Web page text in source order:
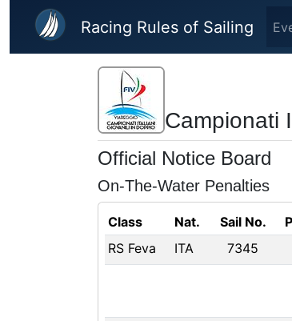
Skip to main content
Racing Rules of Sailing
Campionati
Official Notice Board
On-The-Water Penalties
Class Nat. Sail No.
RS Feva
ITA 7345